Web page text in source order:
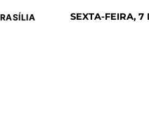
SEXTA-FEIRA, 7